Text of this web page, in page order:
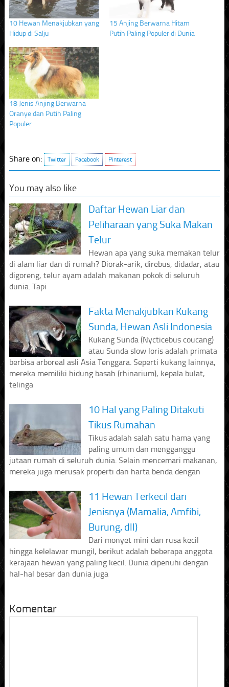
10 Hewan Menakjubkan yang
Hidup di Salju
15 Anjing Berwarna Hitam
Putih Paling Populer di Dunia
18 Jenis Anjing Berwarna
Oranye dan Putih Paling
Populer
Share on: Twitter Facebook Pinterest
You may also like
Daftar Hewan Liar dan
Peliharaan yang Suka Makan
Telur
Hewan apa yang suka memakan telur
di alam liar dan di rumah? Diorak-arik, direbus, didadar, atau
digoreng, telur ayam adalah makanan pokok di seluruh
dunia. Tapi
Fakta Menakjubkan Kukang
Sunda, Hewan Asli Indonesia
Kukang Sunda (Nycticebus coucang)
atau Sunda slow loris adalah primata
berbisa arboreal asli Asia Tenggara. Seperti kukang lainnya,
mereka memiliki hidung basah (rhinarium), kepala bulat,
telinga
10 Hal yang Paling Ditakuti
Tikus Rumahan
Tikus adalah salah satu hama yang
paling umum dan mengganggu
jutaan rumah di seluruh dunia. Selain mencemari makanan,
mereka juga merusak properti dan harta benda dengan
11 Hewan Terkecil dari
Jenisnya (Mamalia, Amfibi,
Burung, dll)
Dari monyet mini dan rusa kecil
hingga kelelawar mungil, berikut adalah beberapa anggota
kerajaan hewan yang paling kecil. Dunia dipenuhi dengan
hal-hal besar dan dunia juga
Komentar